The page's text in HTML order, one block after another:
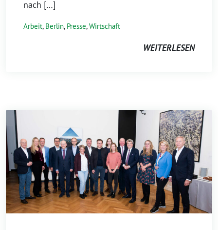
nach […]
Arbeit, Berlin, Presse,Wirtschaft
WEITERLESEN